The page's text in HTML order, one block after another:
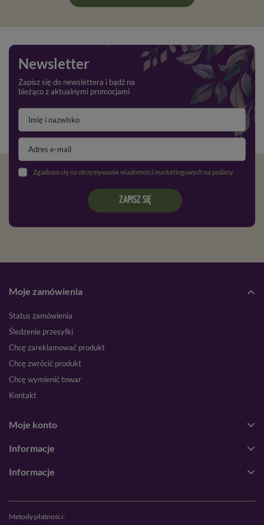
Newsletter
Zapisz się do newslettera i bądź na
bieżąco z aktualnymi promocjami
Zgadzam się na otrzymywanie wiadomości marketingowych na podany adres e-mail oraz przetwarzanie danych osobowych zgodnie z
ZAPISZ SIĘ
Moje zamówienia
Status zamówienia
Śledzenie przesyłki
Chcę zareklamować produkt
Chcę zwrócić produkt
Chcę wymienić towar
Kontakt
Moje konto
Informacje
Informacje
Metody płatności: